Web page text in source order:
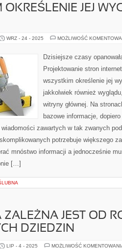
OKREŚLENIE JEJ
WRZ - 24 - 2025 MOŻLIWOŚĆ
Dzisiejsze czasy
Projektowanie stron
wszystkim określenie jej
jakkolwiek również
witryny głównej. Na
bazowe informacje,
zawartych w tak zwanych
potrzebuje większego
mnóstwo informacji a jednocześnie
[…]
ZALEŻNA JEST OD
DZIEDZIN
LIP - 4 - 2025 MOŻLIWOŚĆ